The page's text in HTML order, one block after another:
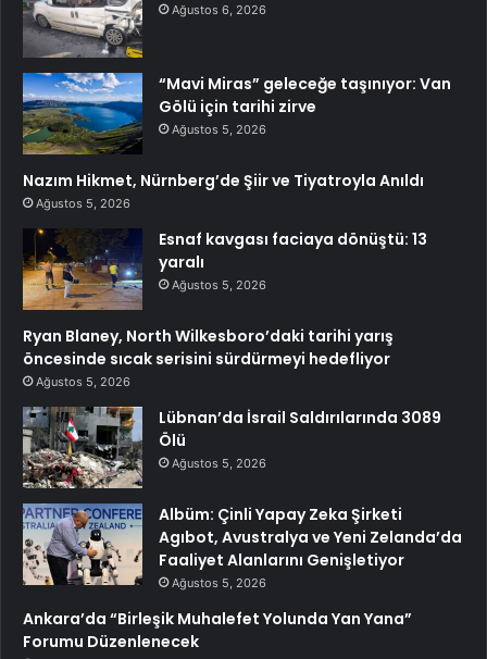
Ağustos 6, 2026
“Mavi Miras” geleceğe taşınıyor: Van
Gölü için tarihi zirve
Ağustos 5, 2026
Nazım Hikmet, Nürnberg’de Şiir ve Tiyatroyla Anıldı
Ağustos 5, 2026
Esnaf kavgası faciaya dönüştü: 13
yaralı
Ağustos 5, 2026
Ryan Blaney, North Wilkesboro’daki tarihi yarış
öncesinde sıcak serisini sürdürmeyi hedefliyor
Ağustos 5, 2026
Lübnan’da İsrail Saldırılarında 3089
Ölü
Ağustos 5, 2026
Albüm: Çinli Yapay Zeka Şirketi
Agıbot, Avustralya ve Yeni Zelanda’da
Faaliyet Alanlarını Genişletiyor
Ağustos 5, 2026
Ankara’da “Birleşik Muhalefet Yolunda Yan Yana”
Forumu Düzenlenecek